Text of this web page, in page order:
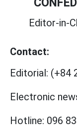
Editor-in-
Contact:
Editorial: (+84
Electronic
Hotline: 096